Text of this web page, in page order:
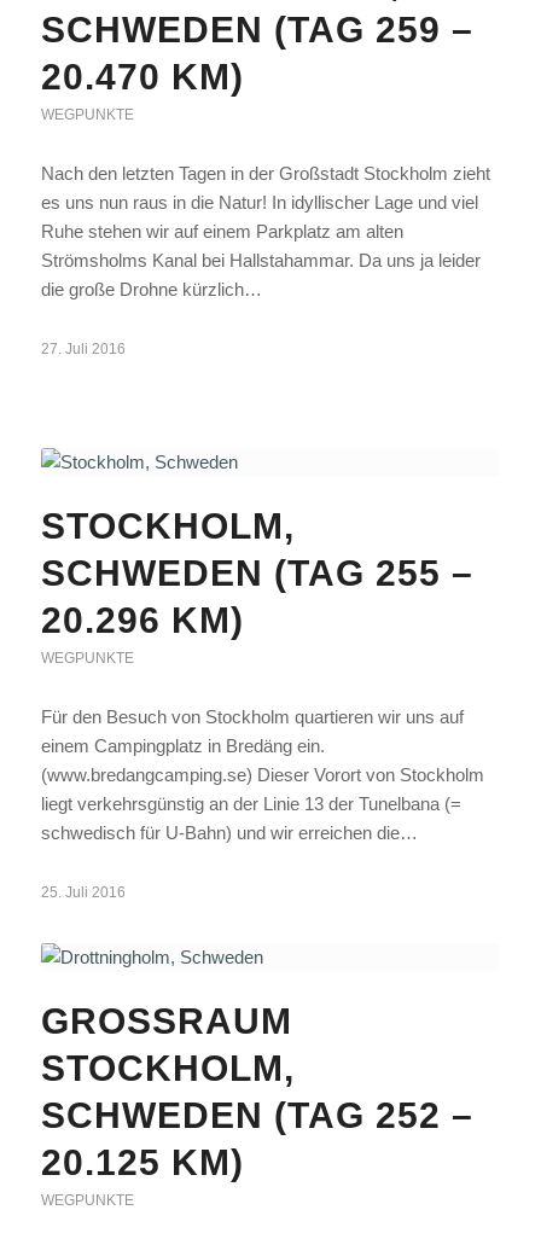
SCHWEDEN (TAG 259 –
20.470 KM)
WEGPUNKTE
Nach den letzten Tagen in der Großstadt Stockholm zieht
es uns nun raus in die Natur! In idyllischer Lage und viel
Ruhe stehen wir auf einem Parkplatz am alten
Strömsholms Kanal bei Hallstahammar. Da uns ja leider
die große Drohne kürzlich…
27. Juli 2016
STOCKHOLM,
SCHWEDEN (TAG 255 –
20.296 KM)
WEGPUNKTE
Für den Besuch von Stockholm quartieren wir uns auf
einem Campingplatz in Bredäng ein.
(www.bredangcamping.se) Dieser Vorort von Stockholm
liegt verkehrsgünstig an der Linie 13 der Tunelbana (=
schwedisch für U-Bahn) und wir erreichen die…
25. Juli 2016
GROSSRAUM S
TOCKHOLM, S
CHWEDEN (TAG 252 – 2
0.125 KM)
WEGPUNKTE